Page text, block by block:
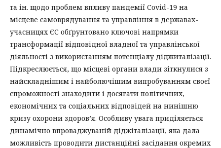
та ін. щодо проблем впливу пандемії Covid-19 на
місцеве самоврядування та управління в державах-
учасницях ЄС обґрунтовано ключові напрямки
трансформації відповідної владної та управлінської
діяльності з використанням потенціалу діджиталізації.
Підкреслюється, що місцеві органи влади зіткнулися з
найскладнішим і найболючішим випробуванням своєї
спроможності знаходити і досягати політичних,
економічних та соціальних відповідей на нинішню
кризу охорони здоров’я. Особливу увага приділяється
динамічно впроваджуваній діджіталізації, яка дала
можливість проводити дистанційні засідання окремих